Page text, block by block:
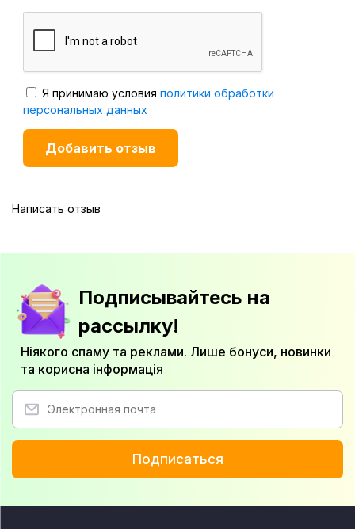
Я принимаю условия политики обработки
персональных данных
Написать отзыв
Подписывайтесь на
рассылку!
Ніякого спаму та реклами. Лише бонуси, новинки
та корисна інформація
Подписаться